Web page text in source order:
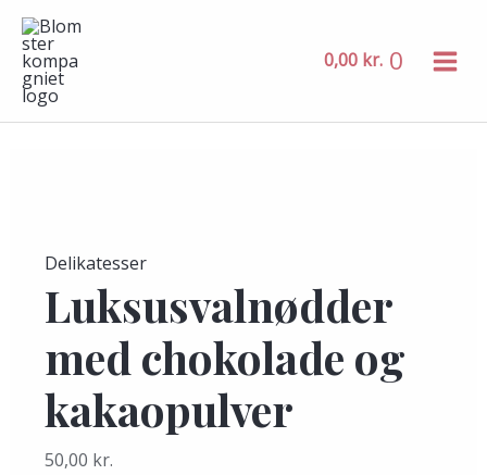
indholdet
0,00 kr. 0
Delikatesser
Luksusvalnødder
med chokolade og
kakaopulver
50,00 kr.
Luksusvalnødder
med
chokolade
og